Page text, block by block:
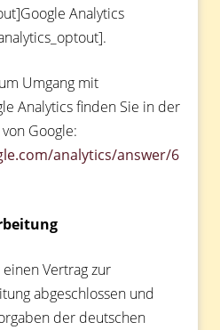
Analytics
Umgang mit
Analytics finden Sie in der
Google:
analytics/answer/6
Vertrag zur
abgeschlossen und
der deutschen